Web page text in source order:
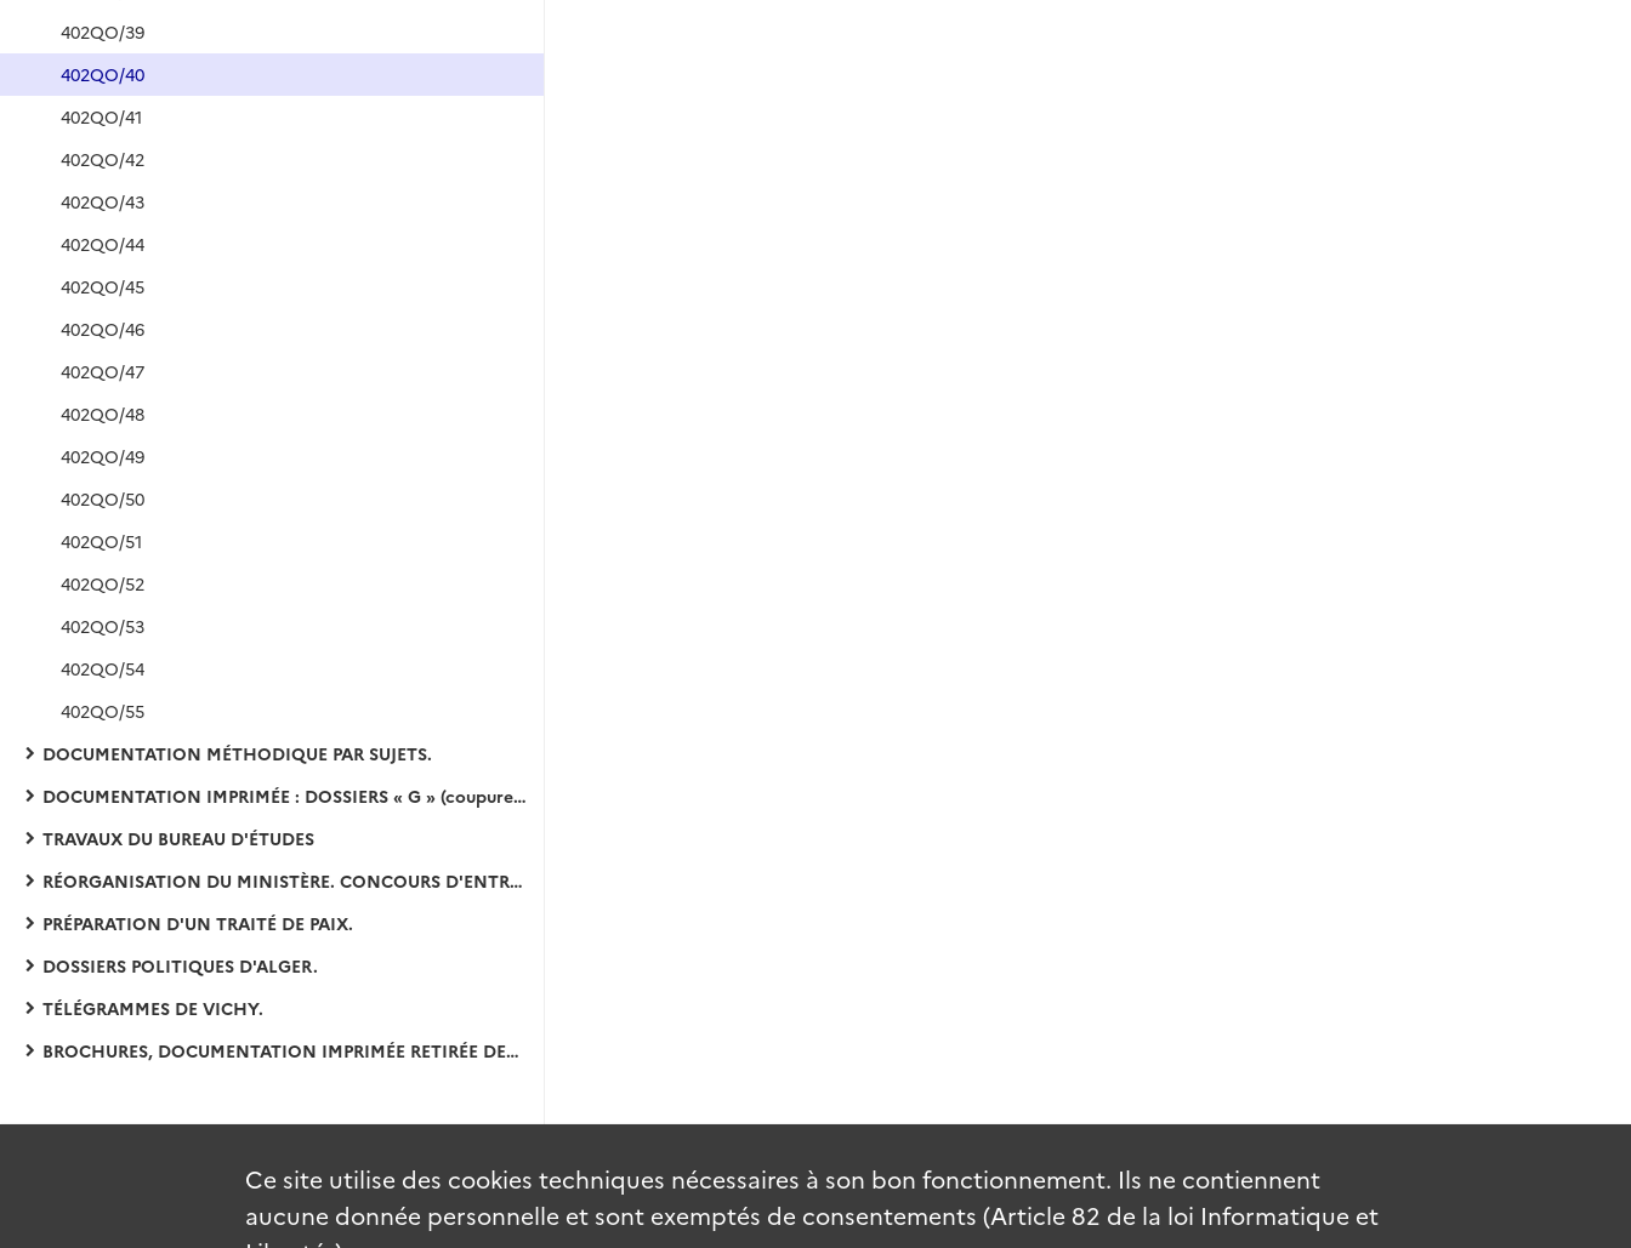
402QO/39
402QO/40
402QO/41
402QO/42
402QO/43
402QO/44
402QO/45
402QO/46
402QO/47
402QO/48
402QO/49
402QO/50
402QO/51
402QO/52
402QO/53
402QO/54
402QO/55
DOCUMENTATION MÉTHODIQUE PAR SUJETS.
DOCUMENTATION IMPRIMÉE : DOSSIERS « G » (coupures de presse et bulletins d'agences).
TRAVAUX DU BUREAU D'ÉTUDES
RÉORGANISATION DU MINISTÈRE. CONCOURS D'ENTRÉE DANS LES CARRIÈRES DIPLOMATIQUE ET CONSULAIRE :
PRÉPARATION D'UN TRAITÉ DE PAIX.
DOSSIERS POLITIQUES D'ALGER.
TÉLÉGRAMMES DE VICHY.
BROCHURES, DOCUMENTATION IMPRIMÉE RETIRÉE DES DOSSIERS :
Ce site utilise des cookies techniques nécessaires à son bon fonctionnement. Ils ne contiennent
aucune donnée personnelle et sont exemptés de consentements (Article 82 de la loi Informatique et